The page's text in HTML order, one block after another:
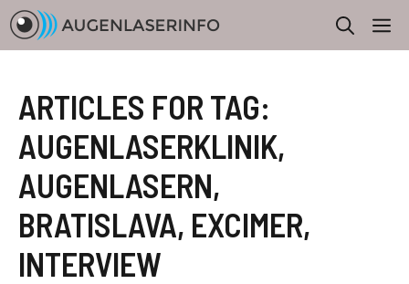
Zum
Inhalt
springen
ARTICLES FOR TAG:
AUGENLASERKLINIK,
AUGENLASERN,
BRATISLAVA, EXCIMER,
INTERVIEW